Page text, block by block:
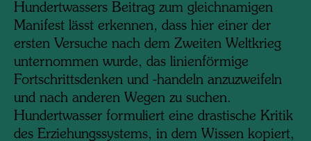
Hundertwassers Beitrag zum gleichnamigen
Manifest lässt erkennen, dass hier einer der
ersten Versuche nach dem Zweiten Weltkrieg
unternommen wurde, das linienförmige
Fortschrittsdenken und -handeln anzuzweifeln
und nach anderen Wegen zu suchen.
Hundertwasser formuliert eine drastische Kritik
des Erziehungssystems, in dem Wissen kopiert,